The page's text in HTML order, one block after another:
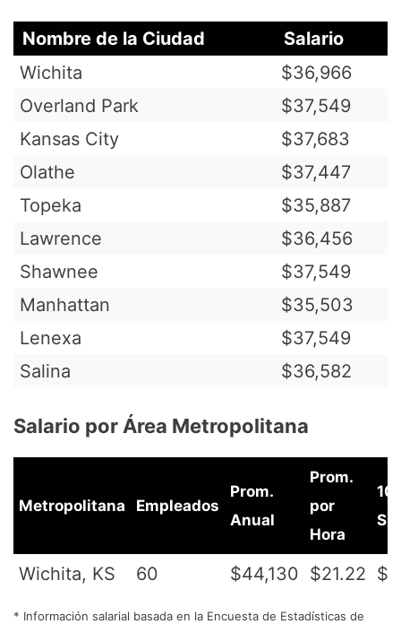
Nombre de la Ciudad
Salario
Wichita
$36,966
Overland Park
$37,549
Kansas City
$37,683
Olathe
$37,447
Topeka
$35,887
Lawrence
$36,456
Shawnee
$37,549
Manhattan
$35,503
Lenexa
$37,549
Salina
$36,582
Salario por Área Metropolitana
Metropolitana Empleados
Prom.
Anual
Prom.
por
Hora
Wichita, KS 60 $44,130 $21.22
* Información salarial basada en la Encuesta de Estadísticas de